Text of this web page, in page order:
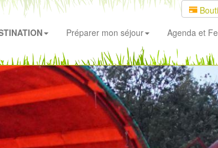
Préparer mon séjour Agenda et